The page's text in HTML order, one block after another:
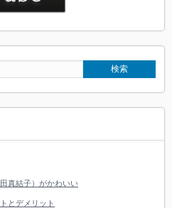
真結子）がかわいい
とデメリット